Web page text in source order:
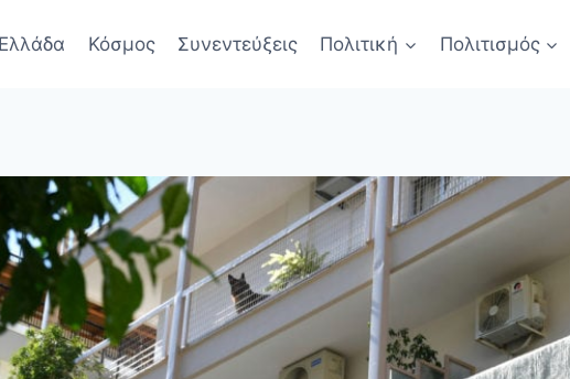
Ελλάδα Κόσμος Συνεντεύξεις Πολιτική Πολιτισμός